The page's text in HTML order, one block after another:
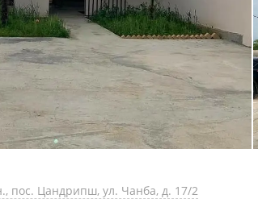
пос. Цандрипш, ул. Чанба, д. 17/2